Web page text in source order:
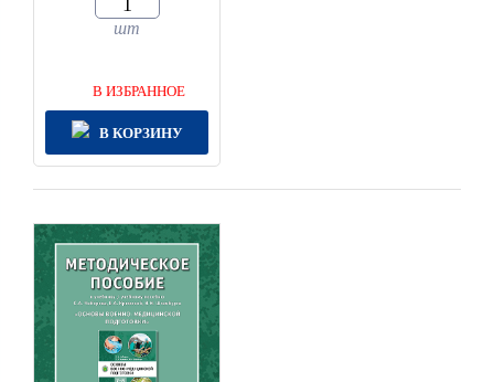
шт
В ИЗБРАННОЕ
В КОРЗИНУ